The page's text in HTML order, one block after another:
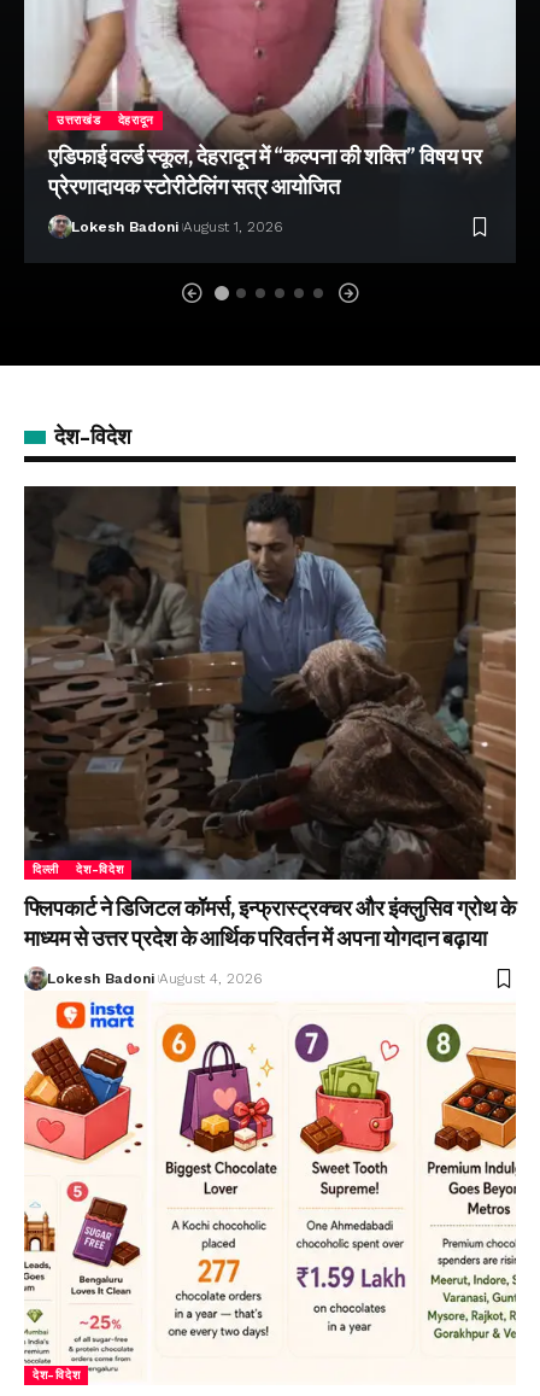
उत्तराखंड देहरादून
एडिफाई वर्ल्ड स्कूल, देहरादून में “कल्पना की शक्ति” विषय पर
प्रेरणादायक स्टोरीटेलिंग सत्र आयोजित
Lokesh Badoni August 1, 2026
देश-विदेश
दिल्ली देश-विदेश
फ्लिपकार्ट ने डिजिटल कॉमर्स, इन्फ्रास्ट्रक्चर और इंक्लुसिव ग्रोथ के
माध्यम से उत्तर प्रदेश के आर्थिक परिवर्तन में अपना योगदान बढ़ाया
Lokesh Badoni August 4, 2026
देश-विदेश